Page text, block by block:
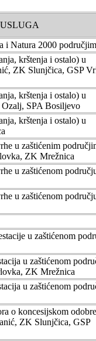
i Natura 2000
krštenja i ostalo) u
ZK Slunjčica, GSP
krštenja i ostalo) u
SPA Bosiljevo
krštenja i ostalo) u
u zaštićenim
ZK Mrežnica
u zaštićenom
u zaštićenom
u zaštićenom
u zaštićenom
ZK Mrežnica
u zaštićenom
o koncesijskom
ZK Slunjčica, GSP